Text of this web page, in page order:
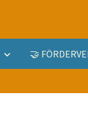
🤝